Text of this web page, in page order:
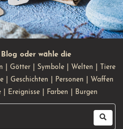
oder wähle die
Götter Symbole Welten
Tiere
Geschichten Personen
Waffen
Ereignisse Farben Burgen